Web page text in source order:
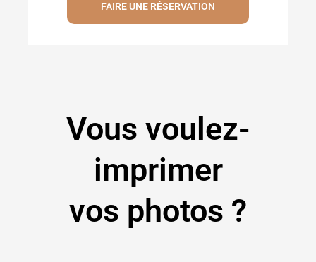
FAIRE UNE RÉSERVATION
Vous voulez-
imprimer
vos photos ?